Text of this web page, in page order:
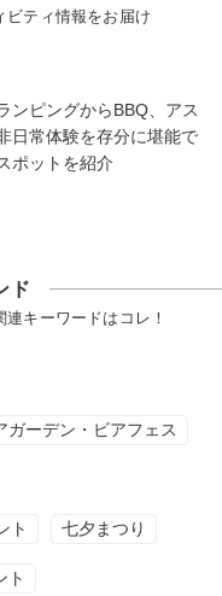
ビティ情報をお届け
ンピングからBBQ、アス
日常体験を存分に堪能で
ポットを紹介
ド
キーワードはコレ！
ガーデン・ビアフェス
ト 七夕まつり
ト